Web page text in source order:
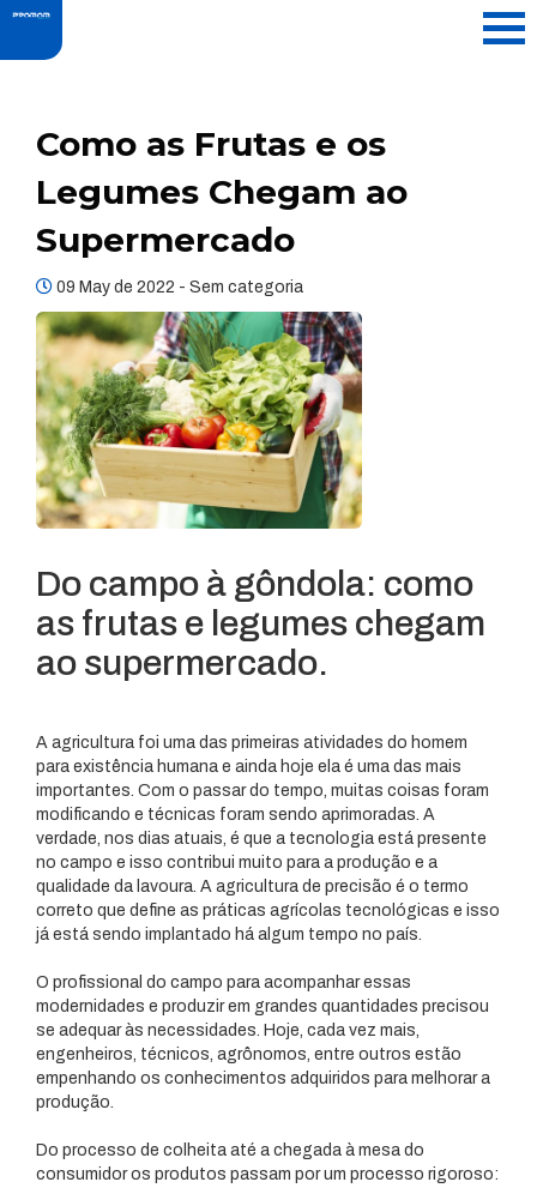
Como as Frutas e os
Legumes Chegam ao
Supermercado
09 May de 2022 - Sem categoria
Do campo à gôndola: como
as frutas e legumes chegam
ao supermercado.
A agricultura foi uma das primeiras atividades do homem
para existência humana e ainda hoje ela é uma das mais
importantes. Com o passar do tempo, muitas coisas foram
modificando e técnicas foram sendo aprimoradas. A
verdade, nos dias atuais, é que a tecnologia está presente
no campo e isso contribui muito para a produção e a
qualidade da lavoura. A agricultura de precisão é o termo
correto que define as práticas agrícolas tecnológicas e isso
já está sendo implantado há algum tempo no país.
O profissional do campo para acompanhar essas
modernidades e produzir em grandes quantidades precisou
se adequar às necessidades. Hoje, cada vez mais,
engenheiros, técnicos, agrônomos, entre outros estão
empenhando os conhecimentos adquiridos para melhorar a
produção.
Do processo de colheita até a chegada à mesa do
consumidor os produtos passam por um processo rigoroso: